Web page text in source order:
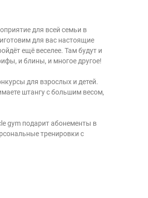
для всей семьи в
для вас настоящие
ещё веселее. Там будут и
и блины, и многое другое!
для взрослых и детей.
штангу с большим весом,
gym подарит абонементы в
тренировки с